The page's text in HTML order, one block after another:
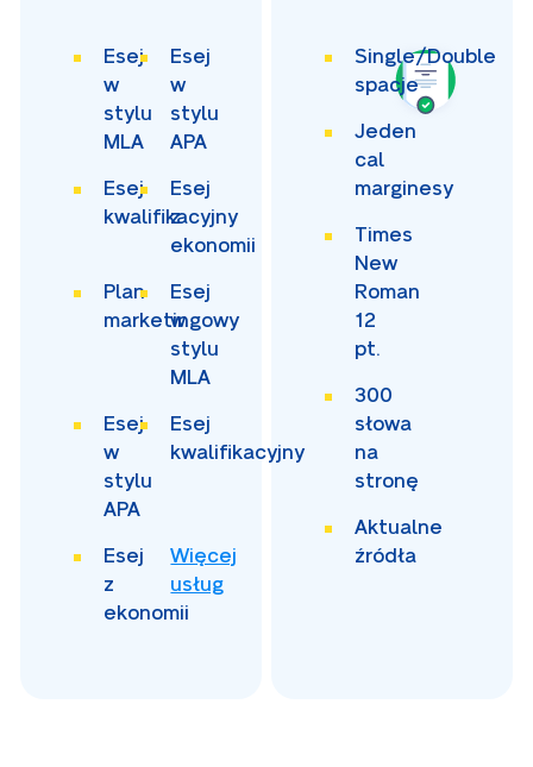
Esej
w
stylu
MLA
Esej
w
stylu
APA
Esej
kwalifikacyjny
Esej
z
ekonomii
Plan
marketingowy
Esej
w
stylu
MLA
Esej
w
stylu
APA
Esej
kwalifikacyjny
Esej
z
ekonomii
Więcej
usług
Single/Double
spacje
Jeden
cal
marginesy
Times
New
Roman
12
pt.
300
słowa
na
stronę
Aktualne
źródła